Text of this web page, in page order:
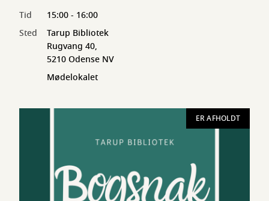
ER AFHOLDT
Tid
15:00 - 16:00
Sted
Tarup Bibliotek
Rugvang 40,
5210 Odense NV
Mødelokalet